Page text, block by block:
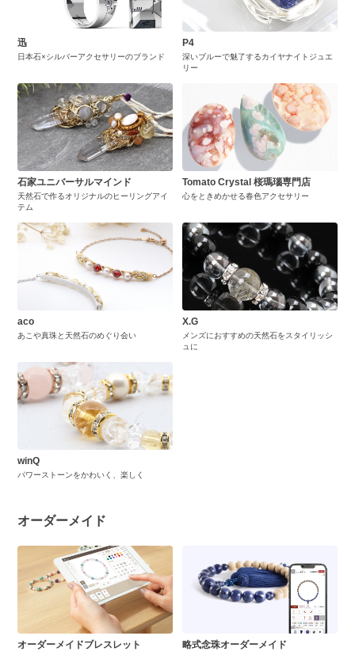
迅
日本石×シルバーアクセサリーのブランド
P4
深いブルーで魅了するカイヤナイトジュエ
リー
石家ユニバーサルマインド
天然石で作るオリジナルのヒーリングアイ
テム
Tomato Crystal 桜瑪瑙専門店
心をときめかせる春色アクセサリー
aco
あこや真珠と天然石のめぐり会い
X.G
メンズにおすすめの天然石をスタイリッシ
ュに
winQ
パワーストーンをかわいく、楽しく
オーダーメイド
オーダーメイドブレスレット 略式念珠オーダーメイド